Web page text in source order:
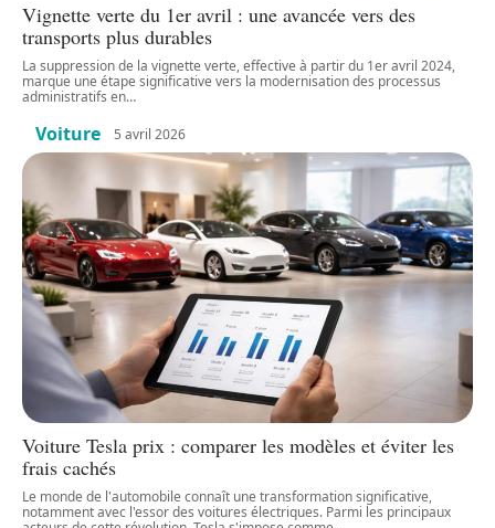
Vignette verte du 1er avril : une avancée vers des
transports plus durables
La suppression de la vignette verte, effective à partir du 1er avril 2024,
marque une étape significative vers la modernisation des processus
administratifs en…
Voiture 5 avril 2026
Voiture Tesla prix : comparer les modèles et éviter les
frais cachés
Le monde de l'automobile connaît une transformation significative,
notamment avec l'essor des voitures électriques. Parmi les principaux